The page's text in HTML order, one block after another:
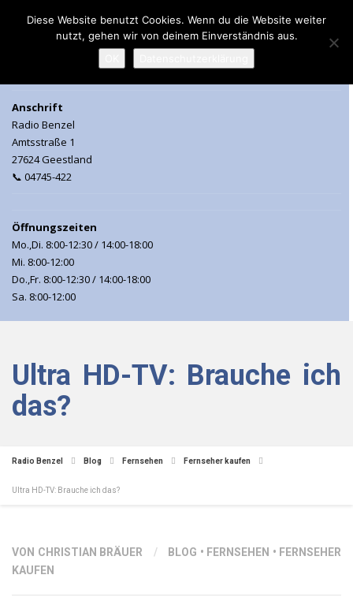
MENU
Anschrift
Radio Benzel
Amtsstraße 1
27624 Geestland
📞 04745-422
Öffnungszeiten
Mo.,Di. 8:00-12:30 / 14:00-18:00
Mi. 8:00-12:00
Do.,Fr. 8:00-12:30 / 14:00-18:00
Sa. 8:00-12:00
Ultra HD-TV: Brauche ich
das?
Radio Benzel Blog Fernsehen Fernseher kaufen
Ultra HD-TV: Brauche ich das?
VON CHRISTIAN BRÄUER / BLOG • FERNSEHEN • FERNSEHER
KAUFEN
Diese Website benutzt Cookies. Wenn du die Website weiter
nutzt, gehen wir von deinem Einverständnis aus.